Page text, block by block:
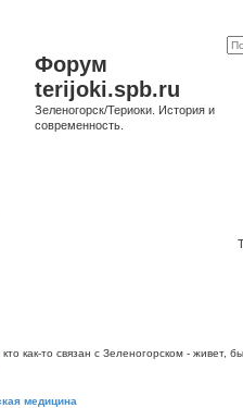
Форум
terijoki.spb.ru
Зеленогорск/Териоки. История и
современность.
как-то связан с Зеленогорском - живет,
медицина